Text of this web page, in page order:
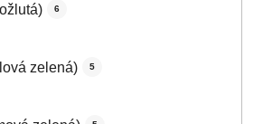
6
zelená) 5